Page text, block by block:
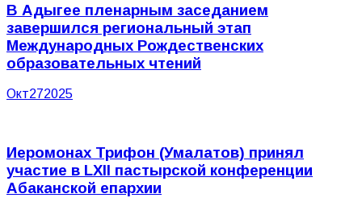
В Адыгее пленарным заседанием
завершился региональный этап
Международных Рождественских
образовательных чтений
Окт272025
Иеромонах Трифон (Умалатов) принял
участие в LXII пастырской конференции
Абаканской епархии